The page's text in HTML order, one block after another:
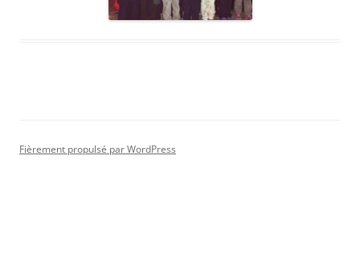
Fièrement propulsé par WordPress